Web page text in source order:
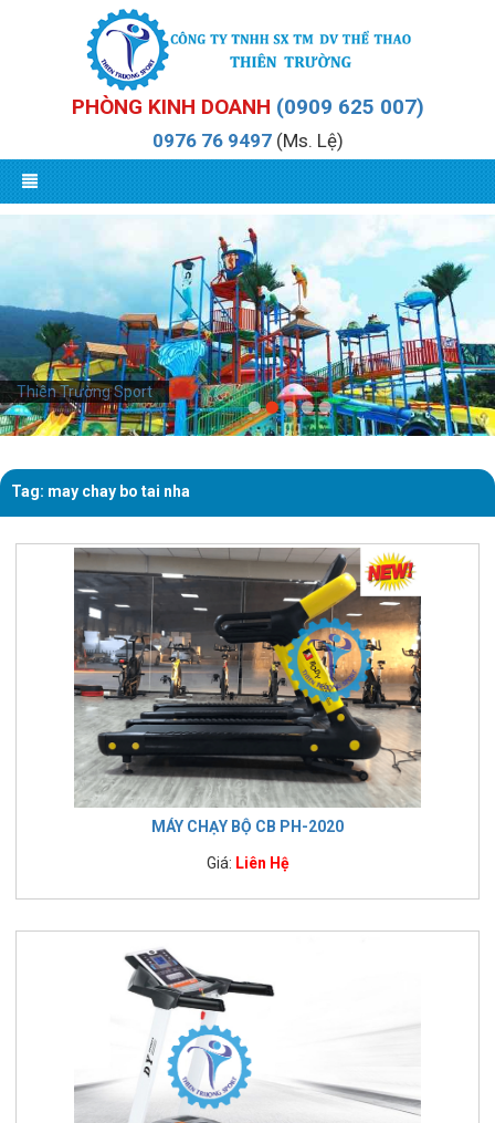
PHÒNG KINH DOANH (0909 625 007)
0976 76 9497(Ms. Lệ)
Thiên Trường Sport
Tag: may chay bo tai nha
MÁY CHẠY BỘ CB PH-2020
Giá: Liên Hệ